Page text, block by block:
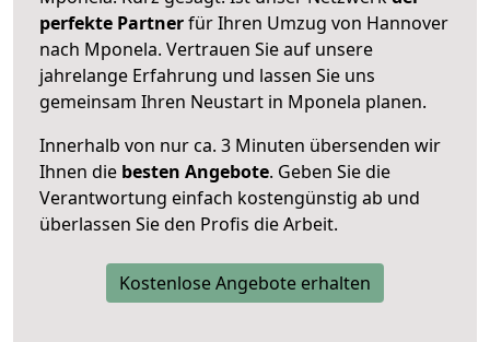
perfekte Partnerfür Ihren Umzug von Hannover
nach Mponela. Vertrauen Sie auf unsere
jahrelange Erfahrung und lassen Sie uns
gemeinsam Ihren Neustart in Mponela planen.
Innerhalb von nur ca. 3 Minuten übersenden wir
Ihnen die besten Angebote. Geben Sie die
Verantwortung einfach kostengünstig ab und
überlassen Sie den Profis die Arbeit.
Kostenlose Angebote erhalten